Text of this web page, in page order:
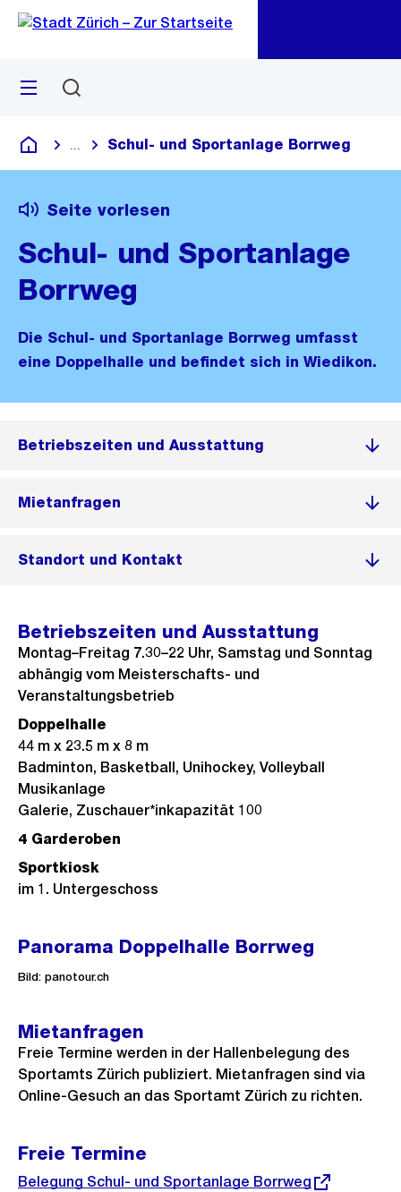
Navigation
Sprunglink
Menü
Deutsch
Blende alle Breadcrumbs ein
Schul- und Sportanlage Borrweg
Seite vorlesen
Schul- und Sportanlage
Borrweg
Die Schul- und Sportanlage Borrweg umfasst
eine Doppelhalle und befindet sich in Wiedikon.
Betriebszeiten und Ausstattung
Mietanfragen
Standort und Kontakt
Betriebszeiten und Ausstattung
Montag–Freitag 7.30–22 Uhr, Samstag und Sonntag
abhängig vom Meisterschafts- und
Veranstaltungsbetrieb
Doppelhalle
44 m x 23.5 m x 8 m
Badminton, Basketball, Unihockey, Volleyball
Musikanlage
Galerie, Zuschauer*inkapazität 100
4 Garderoben
Sportkiosk
im 1. Untergeschoss
Panorama Doppelhalle Borrweg
Bild: panotour.ch
Mietanfragen
Freie Termine werden in der Hallenbelegung des
Sportamts Zürich publiziert. Mietanfragen sind via
Online-Gesuch an das Sportamt Zürich zu richten.
Freie Termine
Externer
Belegung Schul- und Sportanlage Borrweg